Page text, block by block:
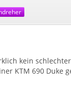
kein
KTM 690 Duke